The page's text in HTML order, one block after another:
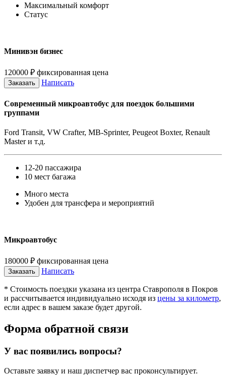
Максимальный комфорт
Статус
Минивэн бизнес
120000 ₽ фиксированная цена
Заказать Написать
Современный микроавтобус для поездок большими
группами
Ford Transit, VW Crafter, MB-Sprinter, Peugeot Boxter, Renault
Master и т.д.
12-20 пассажира
10 мест багажа
Много места
Удобен для трансфера и мероприятий
Микроавтобус
180000 ₽ фиксированная цена
Заказать Написать
* Стоимость поездки указана из центра Ставрополя в Покров
и рассчитывается индивидуально исходя из цены за километр,
если адрес в вашем заказе будет другой.
Форма обратной связи
У вас появились вопросы?
Оставьте заявку и наш диспетчер вас проконсультирует.